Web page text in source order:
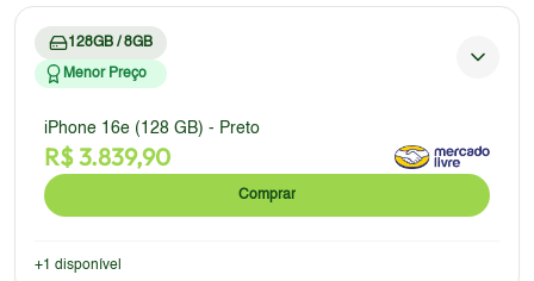
128GB / 8GB
Menor Preço
iPhone 16e (128 GB) - Preto
R$3.839,90
Comprar
+1 disponível